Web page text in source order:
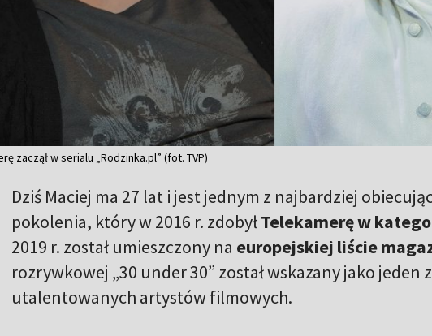
zaczął w serialu „Rodzinka.pl” (fot. TVP)
Dziś Maciej ma 27 lat i jest jednym z najbardziej
pokolenia, który w 2016 r. zdobyłTelekamerę w
2019 r. został umieszczony na europejskiej liście
rozrywkowej „30 under 30” został wskazany jako jeden
utalentowanych artystów filmowych.